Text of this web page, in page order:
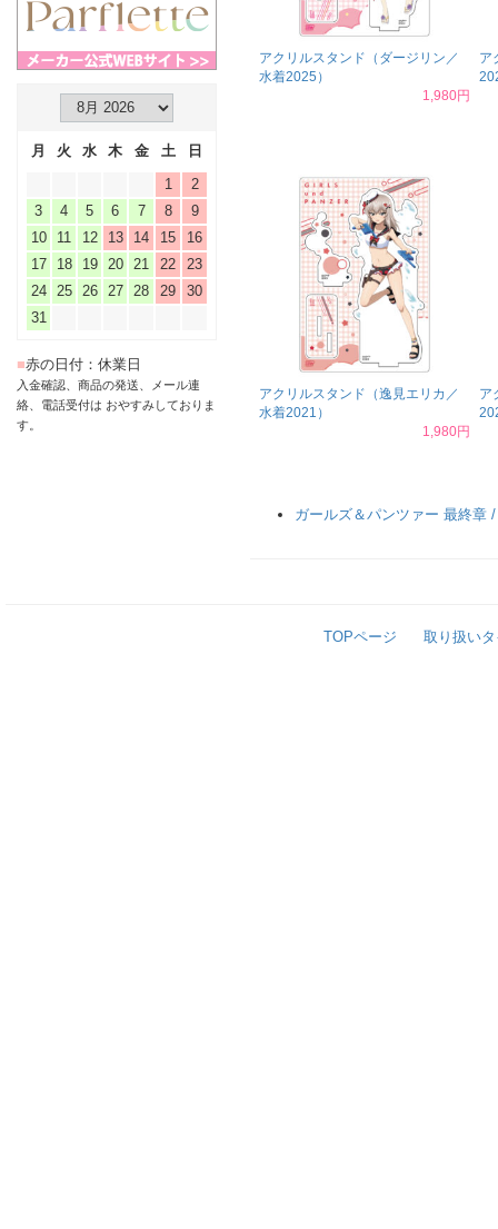
アクリルスタンド（ダージリン／
水着2025）
1,980円
ア
アクリルスタンド（逸見エリカ／
水着2021）
1,980円
ア
ガールズ＆パンツァー 最終章
月 火 水 木 金 土
日
1
2
3
4 5 6 7 8
9
10
11 12 13 14 15
16
17
18 19 20 21 22
23
24
25 26 27 28 29
30
31
■赤の日付：休業日
入金確認、商品の発送、メール連
絡、電話受付は おやすみしておりま
す。
TOPページ 取り扱い